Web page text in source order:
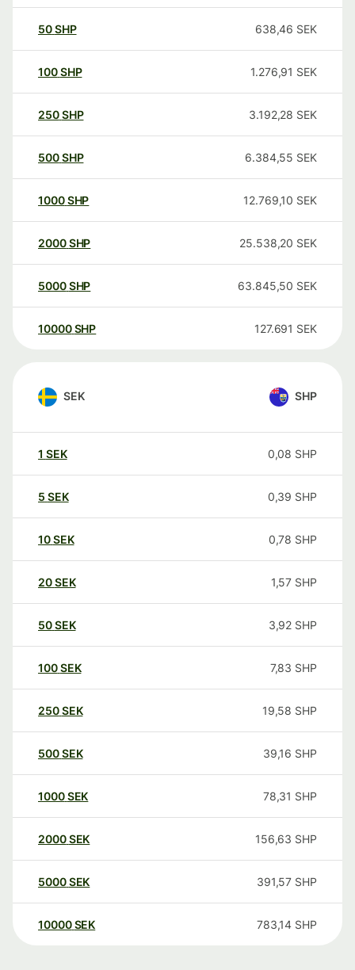
50SHP 638,46 SEK
100SHP 1.276,91 SEK
250SHP 3.192,28 SEK
500SHP 6.384,55 SEK
1000SHP 12.769,10 SEK
2000SHP 25.538,20 SEK
5000SHP 63.845,50 SEK
10000 SHP 127.691 SEK
SEK SHP
1 SEK 0,08 SHP
5 SEK 0,39 SHP
10SEK 0,78 SHP
20SEK 1,57 SHP
50SEK 3,92 SHP
100SEK 7,83 SHP
250SEK 19,58 SHP
500SEK 39,16 SHP
1000SEK 78,31 SHP
2000SEK 156,63 SHP
5000SEK 391,57 SHP
10000 SEK 783,14 SHP